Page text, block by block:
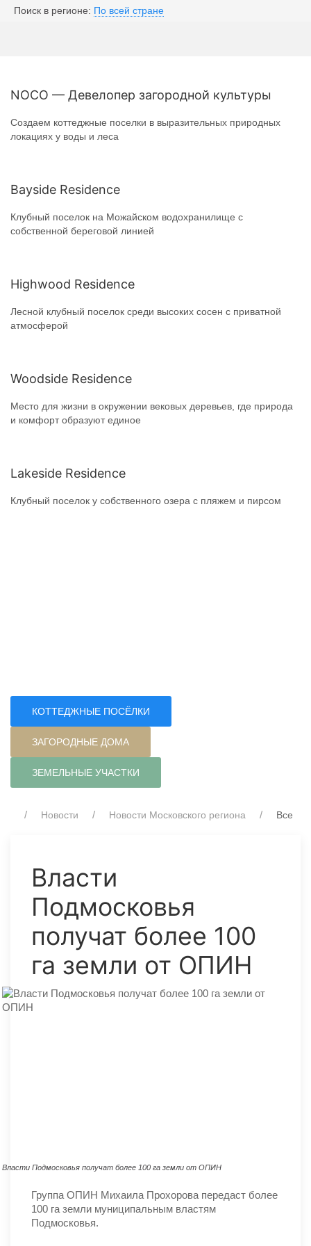
Поиск в регионе: По всей стране
NOCO — Девелопер загородной культуры
Создаем коттеджные поселки в выразительных природных
локациях у воды и леса
Bayside Residence
Клубный поселок на Можайском водохранилище с
собственной береговой линией
Highwood Residence
Лесной клубный поселок среди высоких сосен с приватной
атмосферой
Woodside Residence
Место для жизни в окружении вековых деревьев, где природа
и комфорт образуют единое
Lakeside Residence
Клубный поселок у собственного озера с пляжем и пирсом
КОТТЕДЖНЫЕ ПОСЁЛКИ
ЗАГОРОДНЫЕ ДОМА
ЗЕМЕЛЬНЫЕ УЧАСТКИ
Новости Новости Московского региона Все
Власти
Подмосковья
получат более 100
га земли от ОПИН
Власти Подмосковья получат более 100 га земли от ОПИН
Группа ОПИН Михаила Прохорова передаст более
100 га земли муниципальным властям
Подмосковья.